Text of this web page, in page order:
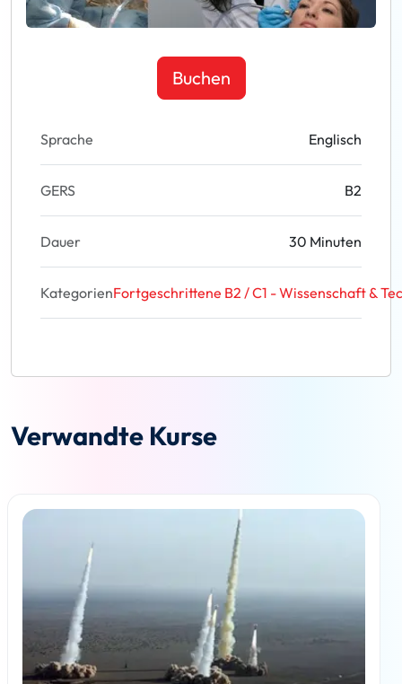
Buchen
Sprache Englisch
GERS B2
Dauer 30 Minuten
KategorienFortgeschrittene B2 / C1 - Wissenschaft &
Verwandte Kurse